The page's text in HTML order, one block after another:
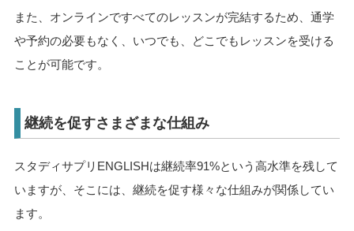
また、オンラインですべてのレッスンが完結するため、通学
や予約の必要もなく、いつでも、どこでもレッスンを受ける
ことが可能です。
継続を促すさまざまな仕組み
スタディサプリENGLISHは継続率91%という高水準を残して
いますが、そこには、継続を促す様々な仕組みが関係してい
ます。